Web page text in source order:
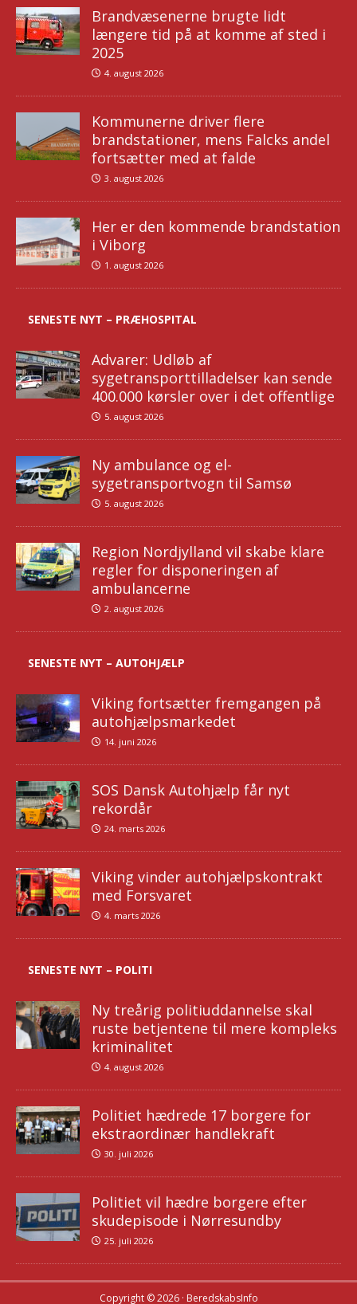
Brandvæsenerne brugte lidt
længere tid på at komme af sted i
2025
4. august 2026
Kommunerne driver flere
brandstationer, mens Falcks andel
fortsætter med at falde
3. august 2026
Her er den kommende brandstation
i Viborg
1. august 2026
SENESTE NYT – PRÆHOSPITAL
Advarer: Udløb af
sygetransporttilladelser kan sende
400.000 kørsler over i det offentlige
5. august 2026
Ny ambulance og el-
sygetransportvogn til Samsø
5. august 2026
Region Nordjylland vil skabe klare
regler for disponeringen af
ambulancerne
2. august 2026
SENESTE NYT – AUTOHJÆLP
Viking fortsætter fremgangen på
autohjælpsmarkedet
14. juni 2026
SOS Dansk Autohjælp får nyt
rekordår
24. marts 2026
Viking vinder autohjælpskontrakt
med Forsvaret
4. marts 2026
SENESTE NYT – POLITI
Ny treårig politiuddannelse skal
ruste betjentene til mere kompleks
kriminalitet
4. august 2026
Politiet hædrede 17 borgere for
ekstraordinær handlekraft
30. juli 2026
Politiet vil hædre borgere efter
skudepisode i Nørresundby
25. juli 2026
Copyright © 2026 · BeredskabsInfo